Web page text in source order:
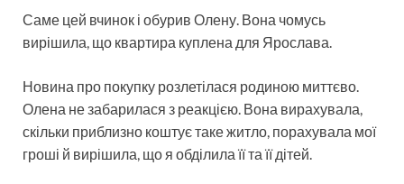
Саме цей вчинок і обурив Олену. Вона чомусь
вирішила, що квартира куплена для Ярослава.
Новина про покупку розлетілася родиною миттєво.
Олена не забарилася з реакцією. Вона вирахувала,
скільки приблизно коштує таке житло, порахувала мої
гроші й вирішила, що я обділила її та її дітей.